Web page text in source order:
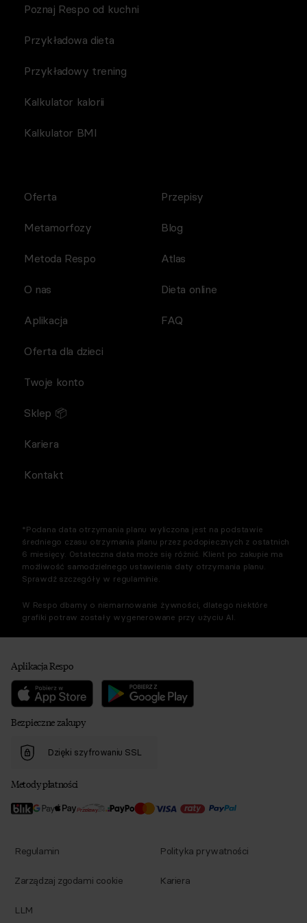
Poznaj Respo od kuchni
Przykładowa dieta
Przykładowy trening
Kalkulator kalorii
Kalkulator BMI
Oferta
Metamorfozy
Metoda Respo
O nas
Aplikacja
Przepisy
Blog
Atlas
Dieta online
FAQ
Oferta dla dzieci
Twoje konto
Sklep 📦
Kariera
Kontakt
*Podana data otrzymania planu wyliczona jest na podstawie
średniego czasu otrzymania planu przez podopiecznych z ostatnich
6 miesięcy. Ostateczna data może się różnić. Klient po zakupie ma
możliwość samodzielnego ustawienia daty otrzymania planu.
Sprawdź szczegóły w regulaminie.
W Respo dbamy o niemarnowanie żywności, dlatego niektóre
grafiki potraw zostały wygenerowane przy użyciu AI.
Aplikacja Respo
Bezpieczne zakupy
Dzięki szyfrowaniu SSL
Metody płatności
Regulamin Polityka prywatności
Zarządzaj zgodami cookie Kariera
LLM